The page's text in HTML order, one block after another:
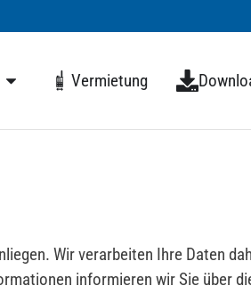
Vermietung
Wir verarbeiten Ihre Daten
informieren wir Sie über